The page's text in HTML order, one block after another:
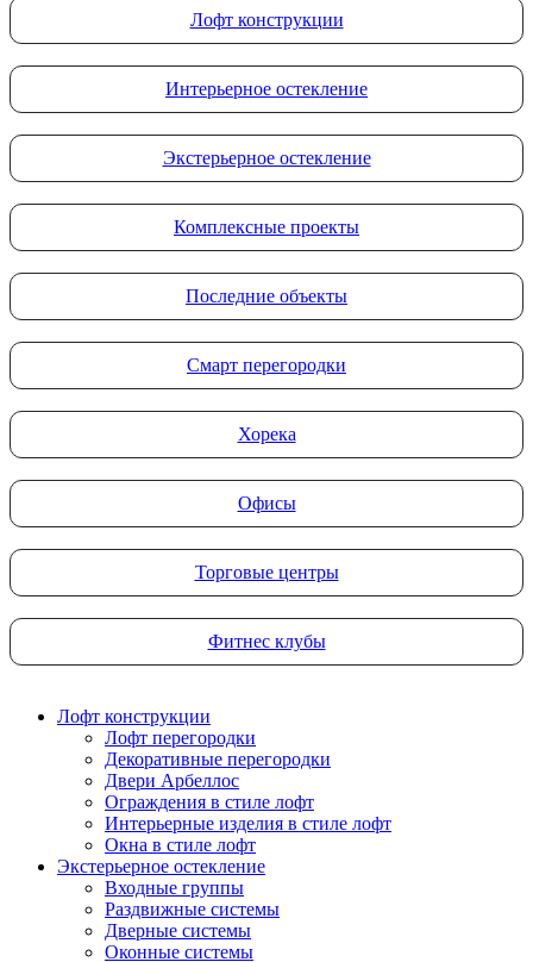
Лофт конструкции
Интерьерное остекление
Экстерьерное остекление
Комплексные проекты
Последние объекты
Смарт перегородки
Хорека
Офисы
Торговые центры
Фитнес клубы
Лофт конструкции
Лофт перегородки
Декоративные перегородки
Двери Арбеллос
Ограждения в стиле лофт
Интерьерные изделия в стиле лофт
Окна в стиле лофт
Экстерьерное остекление
Входные группы
Раздвижные системы
Дверные системы
Оконные системы